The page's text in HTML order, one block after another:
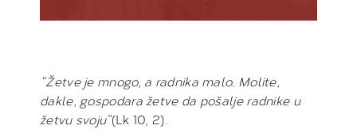
“Žetve je mnogo, a radnika malo. Molite,
dakle, gospodara žetve da pošalje radnike u
žetvu svoju”(Lk 10, 2).